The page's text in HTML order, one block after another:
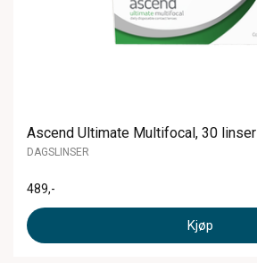
Ascend Ultimate Multifocal, 30 linser
DAGSLINSER
489,-
Kjøp